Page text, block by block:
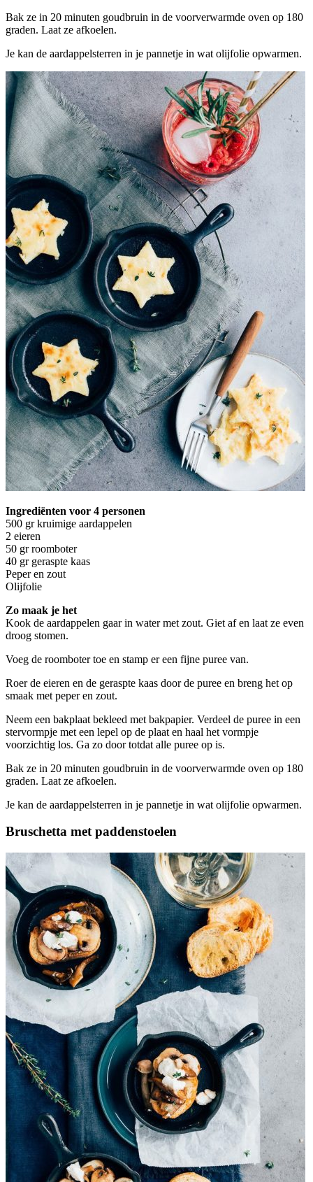
Bak ze in 20 minuten goudbruin in de voorverwarmde oven op 180
graden. Laat ze afkoelen.
Je kan de aardappelsterren in je pannetje in wat olijfolie opwarmen.
Ingrediënten voor 4 personen
500 gr kruimige aardappelen
2 eieren
50 gr roomboter
40 gr geraspte kaas
Peper en zout
Olijfolie
Zo maak je het
Kook de aardappelen gaar in water met zout. Giet af en laat ze even
droog stomen.
Voeg de roomboter toe en stamp er een fijne puree van.
Roer de eieren en de geraspte kaas door de puree en breng het op
smaak met peper en zout.
Neem een bakplaat bekleed met bakpapier. Verdeel de puree in een
stervormpje met een lepel op de plaat en haal het vormpje
voorzichtig los. Ga zo door totdat alle puree op is.
Bak ze in 20 minuten goudbruin in de voorverwarmde oven op 180
graden. Laat ze afkoelen.
Je kan de aardappelsterren in je pannetje in wat olijfolie opwarmen.
Bruschetta met paddenstoelen